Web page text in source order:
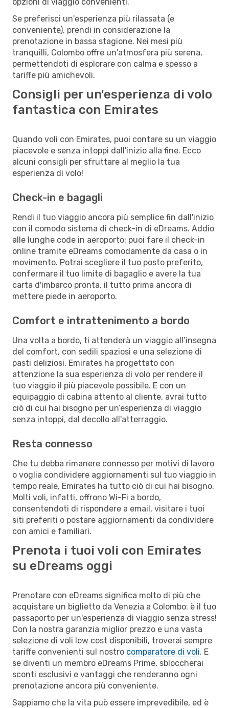
Se preferisci un'esperienza più rilassata (e
conveniente), prendi in considerazione la
prenotazione in bassa stagione. Nei mesi più
tranquilli, Colombo offre un'atmosfera più serena,
permettendoti di esplorare con calma e spesso a
tariffe più amichevoli.
Consigli per un'esperienza di volo
fantastica con Emirates
Quando voli con Emirates, puoi contare su un viaggio
piacevole e senza intoppi dall'inizio alla fine. Ecco
alcuni consigli per sfruttare al meglio la tua
esperienza di volo!
Check-in e bagagli
Rendi il tuo viaggio ancora più semplice fin dall'inizio
con il comodo sistema di check-in di eDreams. Addio
alle lunghe code in aeroporto: puoi fare il check-in
online tramite eDreams comodamente da casa o in
movimento. Potrai scegliere il tuo posto preferito,
confermare il tuo limite di bagaglio e avere la tua
carta d'imbarco pronta, il tutto prima ancora di
mettere piede in aeroporto.
Comfort e intrattenimento a bordo
Una volta a bordo, ti attenderà un viaggio all’insegna
del comfort, con sedili spaziosi e una selezione di
pasti deliziosi. Emirates ha progettato con
attenzione la sua esperienza di volo per rendere il
tuo viaggio il più piacevole possibile. E con un
equipaggio di cabina attento al cliente, avrai tutto
ciò di cui hai bisogno per un’esperienza di viaggio
senza intoppi, dal decollo all'atterraggio.
Resta connesso
Che tu debba rimanere connesso per motivi di lavoro
o voglia condividere aggiornamenti sul tuo viaggio in
tempo reale, Emirates ha tutto ciò di cui hai bisogno.
Molti voli, infatti, offrono Wi-Fi a bordo,
consentendoti di rispondere a email, visitare i tuoi
siti preferiti o postare aggiornamenti da condividere
con amici e familiari.
Prenota i tuoi voli con Emirates
su eDreams oggi
Prenotare con eDreams significa molto di più che
acquistare un biglietto da Venezia a Colombo: è il tuo
passaporto per un'esperienza di viaggio senza stress!
Con la nostra garanzia miglior prezzo e una vasta
selezione di voli low cost disponibili, troverai sempre
tariffe convenienti sul nostro comparatore di voli. E
se diventi un membro eDreams Prime, sbloccherai
sconti esclusivi e vantaggi che renderanno ogni
prenotazione ancora più conveniente.
Sappiamo che la vita può essere imprevedibile, ed è